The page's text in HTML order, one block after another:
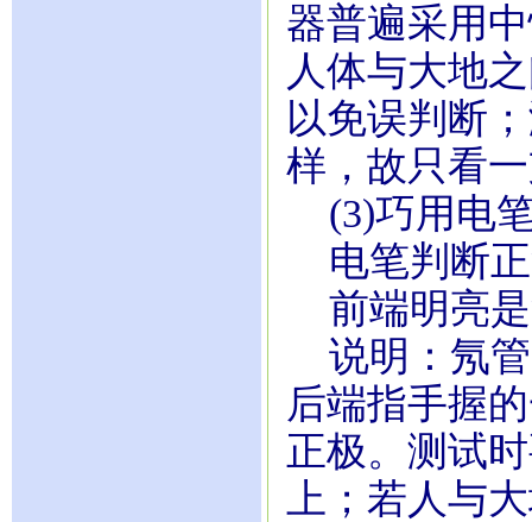
器普遍采用
人体与大地
以免误判断
样，故只看
(3)巧用电
电笔判断正
前端明亮是
说明：氖管
后端指手握
正极。测试
上；若人与